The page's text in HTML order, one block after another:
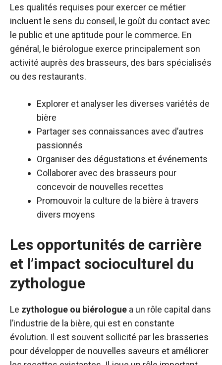
Les qualités requises pour exercer ce métier
incluent le sens du conseil, le goût du contact avec
le public et une aptitude pour le commerce. En
général, le biérologue exerce principalement son
activité auprès des brasseurs, des bars spécialisés
ou des restaurants.
Explorer et analyser les diverses variétés de
bière
Partager ses connaissances avec d’autres
passionnés
Organiser des dégustations et événements
Collaborer avec des brasseurs pour
concevoir de nouvelles recettes
Promouvoir la culture de la bière à travers
divers moyens
Les opportunités de carrière
et l’impact socioculturel du
zythologue
Le zythologue ou biérologue a un rôle capital dans
l’industrie de la bière, qui est en constante
évolution. Il est souvent sollicité par les brasseries
pour développer de nouvelles saveurs et améliorer